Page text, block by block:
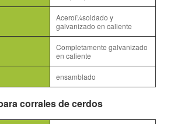
Aceroï¼soldado y
galvanizado en caliente
Completamente galvanizado
en caliente
ensamblado
corrales de cerdos